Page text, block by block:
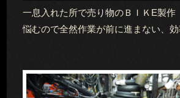
一息入れた所で売り物のＢＩＫE製作
悩むので全然作業が前に進まない、効